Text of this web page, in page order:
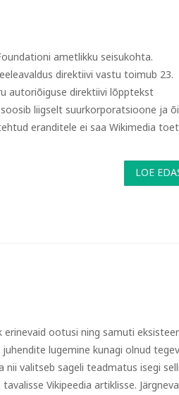
ametlikku seisukohta.
direktiivi vastu toimub 23.
autoriõiguse direktiivi lõpptekst
liigselt suurkorporatsioone ja
eranditele ei saa Wikimedia
LOE
ootusi ning samuti
lugemine kunagi olnud
nii valitseb sageli teadmatus isegi
Vikipeedia artiklisse.